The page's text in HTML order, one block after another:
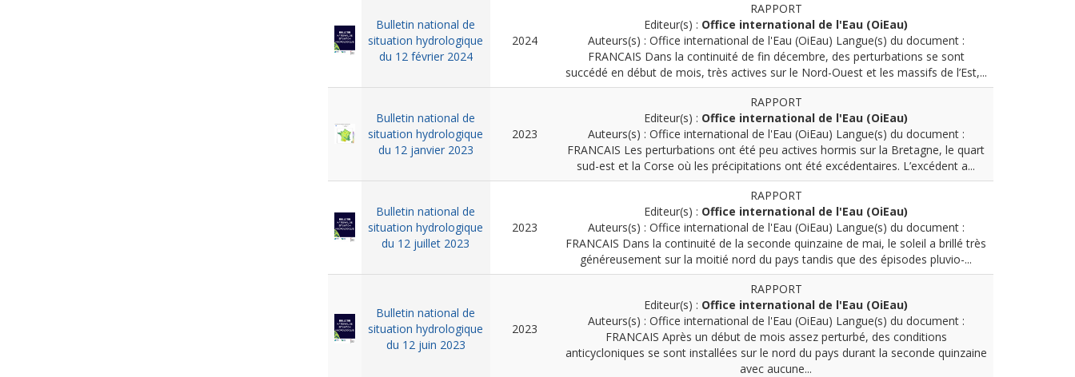
Bulletin national de
situation hydrologique
du 12 février 2024
2024
RAPPORT
Editeur(s) : Office international de l'Eau (OiEau)
Auteurs(s) : Office international de l'Eau (OiEau) Langue(s) du document :
FRANCAIS Dans la continuité de fin décembre, des perturbations se sont
succédé en début de mois, très actives sur le Nord-Ouest et les massifs de l’Est,...
Bulletin national de
situation hydrologique
du 12 janvier 2023
2023
RAPPORT
Editeur(s) : Office international de l'Eau (OiEau)
Auteurs(s) : Office international de l'Eau (OiEau) Langue(s) du document :
FRANCAIS Les perturbations ont été peu actives hormis sur la Bretagne, le quart
sud-est et la Corse où les précipitations ont été excédentaires. L’excédent a...
Bulletin national de
situation hydrologique
du 12 juillet 2023
2023
RAPPORT
Editeur(s) : Office international de l'Eau (OiEau)
Auteurs(s) : Office international de l'Eau (OiEau) Langue(s) du document :
FRANCAIS Dans la continuité de la seconde quinzaine de mai, le soleil a brillé très
généreusement sur la moitié nord du pays tandis que des épisodes pluvio-...
Bulletin national de
situation hydrologique
du 12 juin 2023
2023
RAPPORT
Editeur(s) : Office international de l'Eau (OiEau)
Auteurs(s) : Office international de l'Eau (OiEau) Langue(s) du document :
FRANCAIS Après un début de mois assez perturbé, des conditions
anticycloniques se sont installées sur le nord du pays durant la seconde quinzaine
avec aucune...